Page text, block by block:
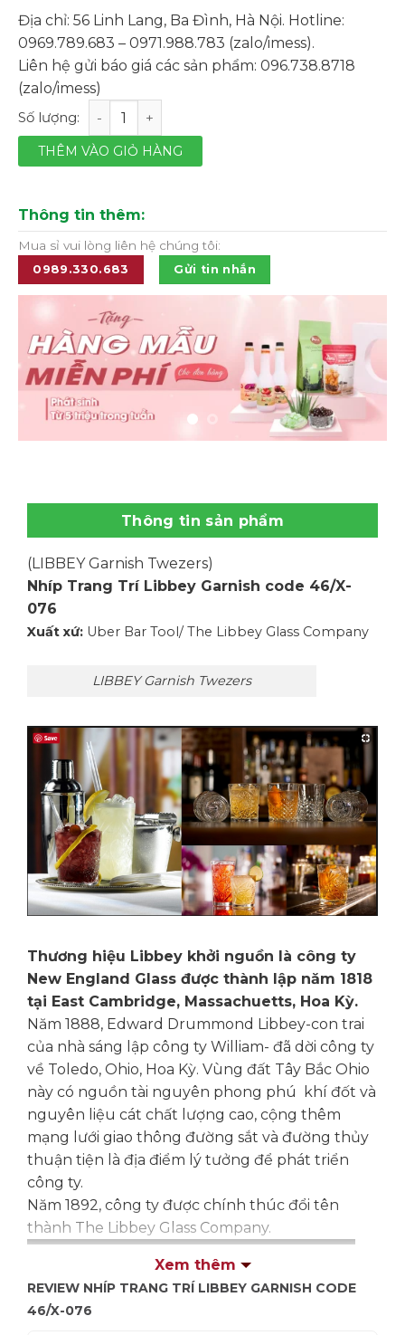
Địa chỉ: 56 Linh Lang, Ba Đình, Hà Nội. Hotline:
0969.789.683 – 0971.988.783 (zalo/imess).
Liên hệ gửi báo giá các sản phẩm: 096.738.8718
(zalo/imess)
Nhíp Trang Trí Libbey Garnish code 46/X-076 số lượng
THÊM VÀO GIỎ HÀNG
Thông tin thêm:
Mua sỉ vui lòng liên hệ chúng tôi:
0989.330.683 Gửi tin nhắn
Thông tin sản phẩm
(LIBBEY Garnish Twezers)
Nhíp Trang Trí Libbey Garnish code 46/X-
076
Xuất xứ:Uber Bar Tool/ The Libbey Glass Company
LIBBEY Garnish Twezers
Thương hiệu Libbey khởi nguồn là công ty
New England Glass được thành lập năm 1818
tại East Cambridge, Massachuetts, Hoa Kỳ.
Năm 1888, Edward Drummond Libbey-con trai
của nhà sáng lập công ty William- đã dời công ty
về Toledo, Ohio, Hoa Kỳ. Vùng đất Tây Bắc Ohio
này có nguồn tài nguyên phong phú khí đốt và
nguyên liệu cát chất lượng cao, cộng thêm
mạng lưới giao thông đường sắt và đường thủy
thuận tiện là địa điểm lý tưởng để phát triển
công ty.
Năm 1892, công ty được chính thúc đổi tên
thành The Libbey Glass Company.
Xem thêm
REVIEW NHÍP TRANG TRÍ LIBBEY GARNISH CODE
46/X-076